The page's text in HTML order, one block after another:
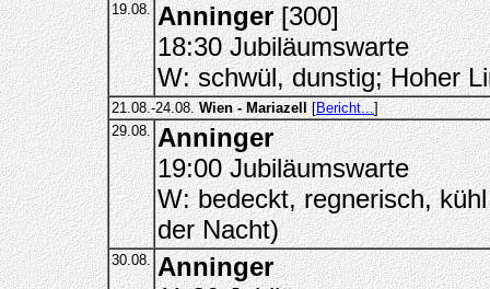
19.08. Anninger[300]
18:30 Jubiläumswarte
W: schwül, dunstig; Hoher
21.08.-24.08.Wien - Mariazell[Bericht...]
29.08. Anninger
19:00 Jubiläumswarte
W: bedeckt, regnerisch,
der Nacht)
30.08. Anninger